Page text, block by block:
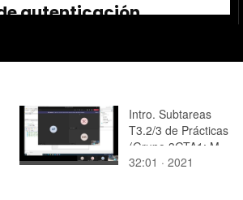
Intro. Subtareas
T3.2/3 de Prácticas
(Grupo 3GTA1: M.
Larrea)
32:01 · 2021